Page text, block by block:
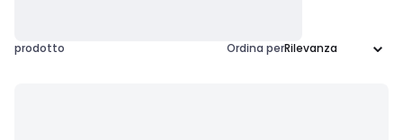
prodotto Ordina per